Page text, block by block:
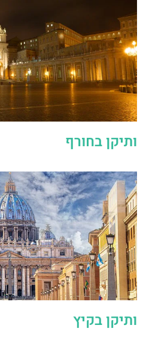
ותיקן בחורף
ותיקן בקיץ